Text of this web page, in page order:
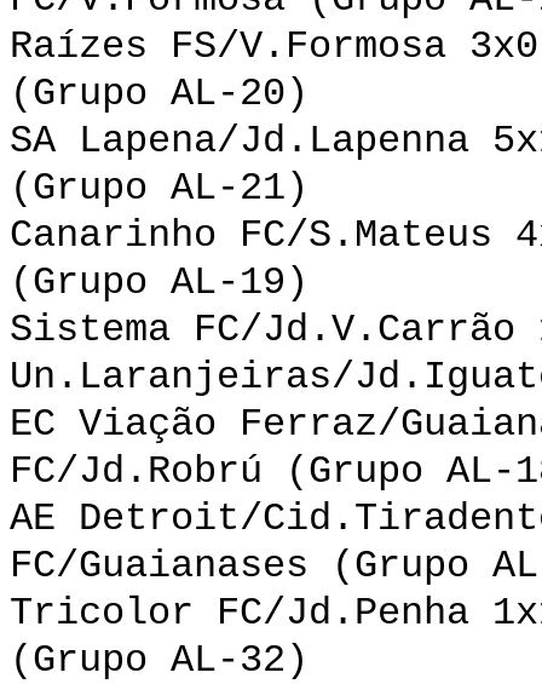
Raízes FS/V.Formosa
(Grupo AL-20)
SA Lapena/Jd.Lapenna
(Grupo AL-21)
Canarinho FC/S.Mateus
(Grupo AL-19)
Sistema FC/Jd.V.Carrão
Un.Laranjeiras/
EC Viação Ferraz/
FC/Jd.Robrú (Grupo AL-
AE Detroit/
FC/Guaianases (Grupo
Tricolor FC/Jd.Penha
(Grupo AL-32)